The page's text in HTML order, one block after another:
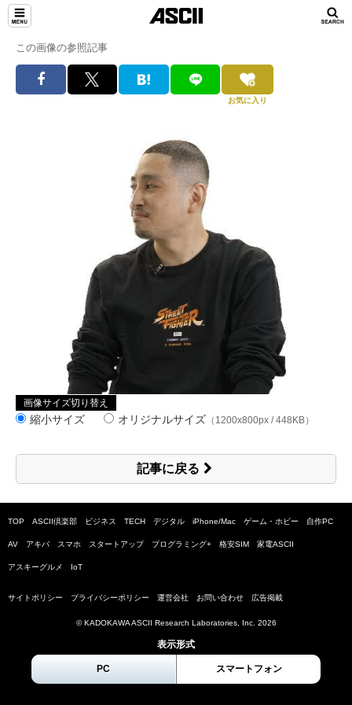
この画像の参照記事
お気に入り
画像サイズ切り替え
縮小サイズ オリジナルサイズ （1200x800px / 448KB）
記事に戻る
TOP ASCII倶楽部 ビジネス TECH デジタル iPhone/Mac ゲーム・ホビー 自作PC
AV アキバ スマホ スタートアップ プログラミング+ 格安SIM 家電ASCII
アスキーグルメ IoT
サイトポリシー プライバシーポリシー 運営会社 お問い合わせ 広告掲載
© KADOKAWA ASCII Research Laboratories, Inc. 2026
表示形式
PC スマートフォン